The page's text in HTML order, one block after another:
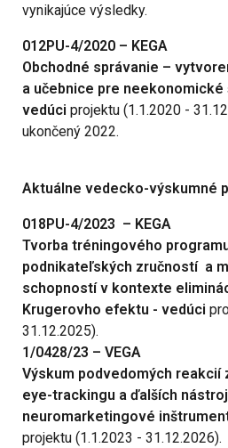
vynikajúce výsledky.
012PU-4/2020 – KEGA
Obchodné správanie –
a učebnice pre
vedúci projektu (1.1.2020 -
ukončený 2022.
Aktuálne vedecko-výskumné
018PU-4/2023 – KEGA
Tvorba tréningového
podnikateľských zručností a
schopností v kontexte
Krugerovho efektu - vedúci
31.12.2025).
1/0428/23 – VEGA
Výskum podvedomých reakcií
eye-trackingu a ďalších
neuromarketingové
projektu (1.1.2023 - 31.12.2026).